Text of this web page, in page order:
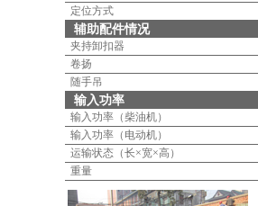
定位方式
辅助配件情况
夹持卸扣器
卷扬
随手吊
输入功率
输入功率（柴油机）
输入功率（电动机）
运输状态（长×宽×高）
重量